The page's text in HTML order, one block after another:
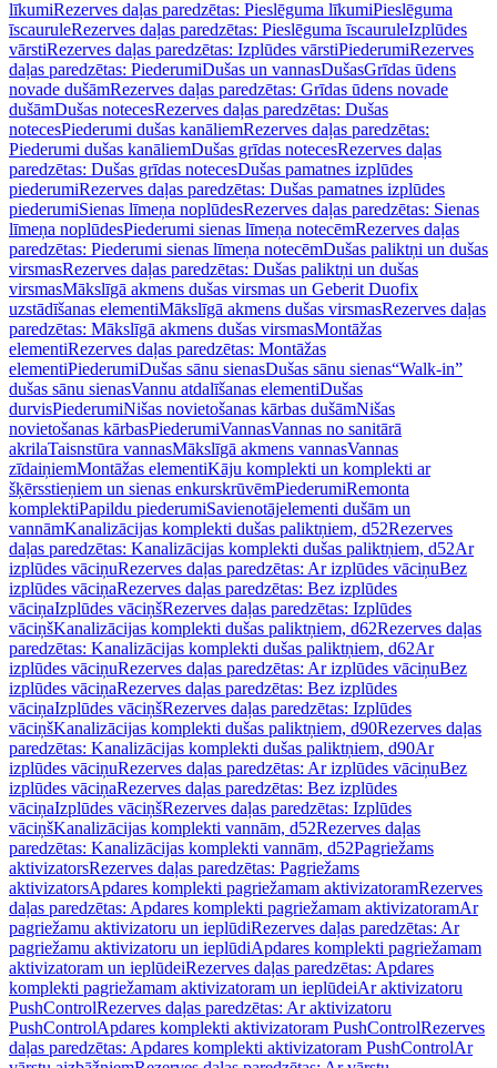
līkumiRezerves daļas paredzētas: Pieslēguma līkumiPieslēguma
īscauruleRezerves daļas paredzētas: Pieslēguma īscauruleIzplūdes
vārstiRezerves daļas paredzētas: Izplūdes vārstiPiederumiRezerves
daļas paredzētas: PiederumiDušas un vannasDušasGrīdas ūdens
novade dušāmRezerves daļas paredzētas: Grīdas ūdens novade
dušāmDušas notecesRezerves daļas paredzētas: Dušas
notecesPiederumi dušas kanāliemRezerves daļas paredzētas:
Piederumi dušas kanāliemDušas grīdas notecesRezerves daļas
paredzētas: Dušas grīdas notecesDušas pamatnes izplūdes
piederumiRezerves daļas paredzētas: Dušas pamatnes izplūdes
piederumiSienas līmeņa noplūdesRezerves daļas paredzētas: Sienas
līmeņa noplūdesPiederumi sienas līmeņa notecēmRezerves daļas
paredzētas: Piederumi sienas līmeņa notecēmDušas paliktņi un dušas
virsmasRezerves daļas paredzētas: Dušas paliktņi un dušas
virsmasMākslīgā akmens dušas virsmas un Geberit Duofix
uzstādīšanas elementiMākslīgā akmens dušas virsmasRezerves daļas
paredzētas: Mākslīgā akmens dušas virsmasMontāžas
elementiRezerves daļas paredzētas: Montāžas
elementiPiederumiDušas sānu sienasDušas sānu sienas“Walk-in”
dušas sānu sienasVannu atdalīšanas elementiDušas
durvisPiederumiNišas novietošanas kārbas dušāmNišas
novietošanas kārbasPiederumiVannasVannas no sanitārā
akrilaTaisnstūra vannasMākslīgā akmens vannasVannas
zīdaiņiemMontāžas elementiKāju komplekti un komplekti ar
šķērsstieņiem un sienas enkurskrūvēmPiederumiRemonta
komplektiPapildu piederumiSavienotājelementi dušām un
vannāmKanalizācijas komplekti dušas paliktņiem, d52Rezerves
daļas paredzētas: Kanalizācijas komplekti dušas paliktņiem, d52Ar
izplūdes vāciņuRezerves daļas paredzētas: Ar izplūdes vāciņuBez
izplūdes vāciņaRezerves daļas paredzētas: Bez izplūdes
vāciņaIzplūdes vāciņšRezerves daļas paredzētas: Izplūdes
vāciņšKanalizācijas komplekti dušas paliktņiem, d62Rezerves daļas
paredzētas: Kanalizācijas komplekti dušas paliktņiem, d62Ar
izplūdes vāciņuRezerves daļas paredzētas: Ar izplūdes vāciņuBez
izplūdes vāciņaRezerves daļas paredzētas: Bez izplūdes
vāciņaIzplūdes vāciņšRezerves daļas paredzētas: Izplūdes
vāciņšKanalizācijas komplekti dušas paliktņiem, d90Rezerves daļas
paredzētas: Kanalizācijas komplekti dušas paliktņiem, d90Ar
izplūdes vāciņuRezerves daļas paredzētas: Ar izplūdes vāciņuBez
izplūdes vāciņaRezerves daļas paredzētas: Bez izplūdes
vāciņaIzplūdes vāciņšRezerves daļas paredzētas: Izplūdes
vāciņšKanalizācijas komplekti vannām, d52Rezerves daļas
paredzētas: Kanalizācijas komplekti vannām, d52Pagriežams
aktivizatorsRezerves daļas paredzētas: Pagriežams
aktivizatorsApdares komplekti pagriežamam aktivizatoramRezerves
daļas paredzētas: Apdares komplekti pagriežamam aktivizatoramAr
pagriežamu aktivizatoru un ieplūdiRezerves daļas paredzētas: Ar
pagriežamu aktivizatoru un ieplūdiApdares komplekti pagriežamam
aktivizatoram un ieplūdeiRezerves daļas paredzētas: Apdares
komplekti pagriežamam aktivizatoram un ieplūdeiAr aktivizatoru
PushControlRezerves daļas paredzētas: Ar aktivizatoru
PushControlApdares komplekti aktivizatoram PushControlRezerves
daļas paredzētas: Apdares komplekti aktivizatoram PushControlAr